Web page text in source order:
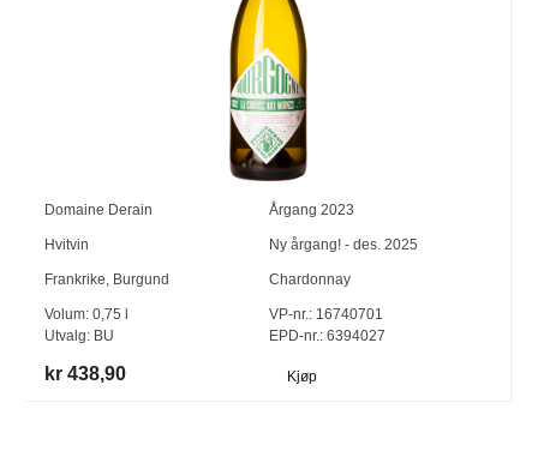
Domaine Derain Årgang 2023
Hvitvin Ny årgang! - des. 2025
Frankrike, Burgund Chardonnay
Volum:0,75
Utvalg: BU
VP-nr.:16740701
EPD-nr.: 6394027
kr 438,90 Kjøp